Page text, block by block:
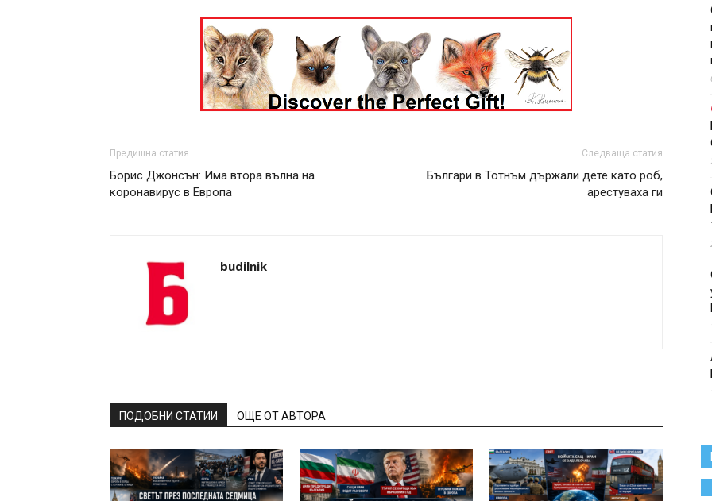
Предишна статия
Борис Джонсън: Има втора вълна на
коронавирус в Европа
Следваща статия
Българи в Тотнъм държали дете като роб,
арестуваха ги
budilnik
ПОДОБНИ СТАТИИ ОЩЕ ОТ АВТОРА